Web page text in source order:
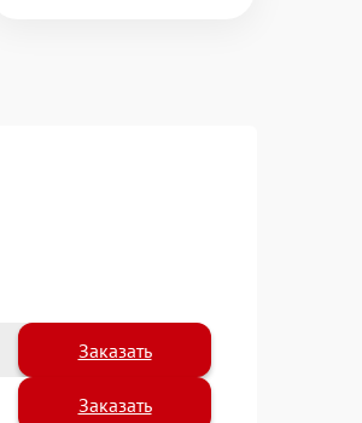
Заказать
Заказать